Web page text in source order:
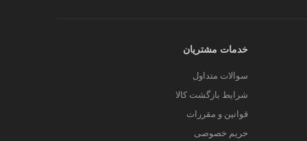
خدمات مشتریان
سوالات متداول
شرایط بازگشت کالا
قوانین و مقررات
حریم خصوصی